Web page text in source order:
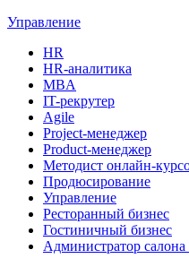
Управление
HR
HR-аналитика
MBA
IT-рекрутер
Agile
Project-менеджер
Product-менеджер
Методист онлайн-
Продюсирование
Управление
Ресторанный бизнес
Гостиничный бизнес
Администратор салона